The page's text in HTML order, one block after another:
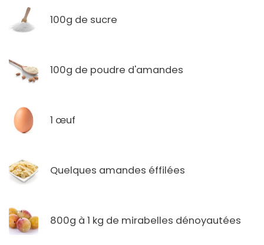
100g de sucre
100g de poudre d'amandes
1 œuf
Quelques amandes éffilées
800g à 1 kg de mirabelles dénoyautées